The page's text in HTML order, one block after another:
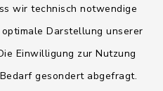
wir technisch notwendige
Darstellung unserer
Einwilligung zur Nutzung
gesondert abgefragt.